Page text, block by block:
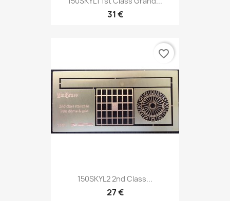
31 €
150SKYL2 2nd Class...
27 €
favorite_border